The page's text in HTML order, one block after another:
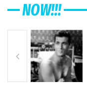
NOW!!!